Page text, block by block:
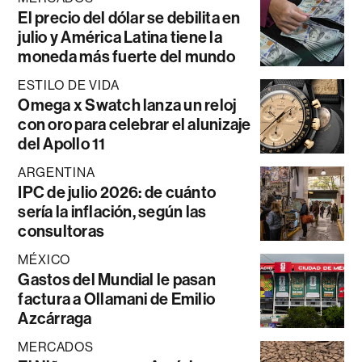
El precio del dólar se debilita en
julio y América Latina tiene la
moneda más fuerte del mundo
ESTILO DE VIDA
Omega x Swatch lanza un reloj
con oro para celebrar el alunizaje
del Apollo 11
ARGENTINA
IPC de julio 2026: de cuánto
sería la inflación, según las
consultoras
MÉXICO
Gastos del Mundial le pasan
factura a Ollamani de Emilio
Azcárraga
MERCADOS